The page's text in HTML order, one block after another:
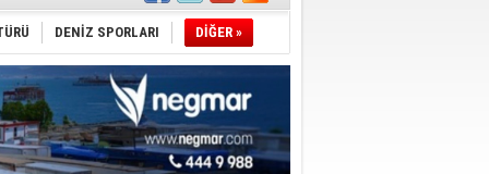
DENİZ SPORLARI DİĞER »